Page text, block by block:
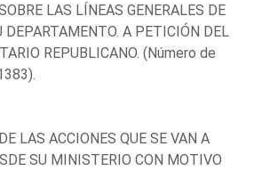
LAS LÍNEAS GENERALES DE
A PETICIÓN DEL
REPUBLICANO. (Número de
LAS ACCIONES QUE SE VAN A
SU MINISTERIO CON MOTIVO